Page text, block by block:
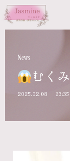
News
むく
2025.02.08 23:35